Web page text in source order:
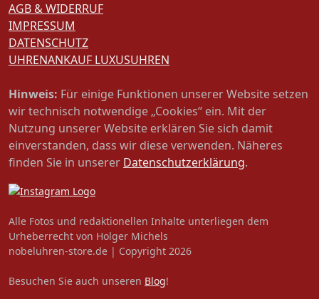
AGB & WIDERRUF
IMPRESSUM
DATENSCHUTZ
UHRENANKAUF LUXUSUHREN
Hinweis: Für einige Funktionen unserer Website setzen
wir technisch notwendige „Cookies“ ein. Mit der
Nutzung unserer Website erklären Sie sich damit
einverstanden, dass wir diese verwenden. Näheres
finden Sie in unserer Datenschutzerklärung.
Alle Fotos und redaktionellen Inhalte unterliegen dem
Urheberrecht von Holger Michels
nobeluhren-store.de | Copyright 2026
Besuchen Sie auch unseren Blog!